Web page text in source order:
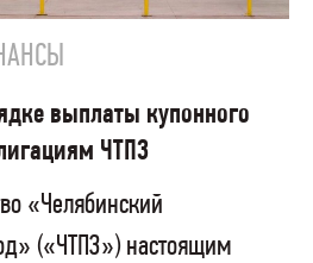
выплаты купонного
ЧТПЗ
«Челябинский
(«ЧТПЗ») настоящим